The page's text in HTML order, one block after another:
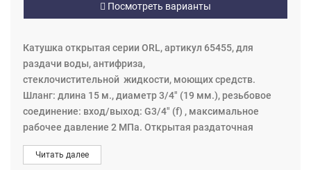
Посмотреть варианты
Катушка открытая серии ORL, артикул 65455, для
раздачи воды, антифриза,
стеклочистительной жидкости, моющих средств.
Шланг: длина 15 м., диаметр 3/4" (19 мм.), резьбовое
соединение: вход/выход: G3/4" (f) , максимальное
рабочее давление 2 МПа. Открытая раздаточная
катушка для тяжёлых режимов эксплуатации с шлангом
с запрессованными соединительными
Читать далее